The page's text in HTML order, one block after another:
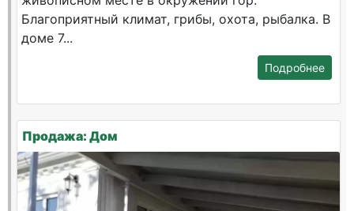
Благоприятный климат, грибы, охота, рыбалка. В
доме 7...
Подробнее
Продажа: Дом